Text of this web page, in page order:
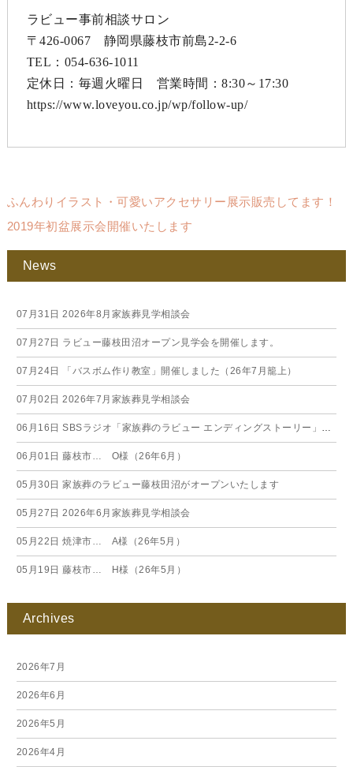
ラビュー事前相談サロン
〒426-0067 静岡県藤枝市前島2-2-6
TEL：054-636-1011
定休日：毎週火曜日 営業時間：8:30～17:30
https://www.loveyou.co.jp/wp/follow-up/
ふんわりイラスト・可愛いアクセサリー展示販売してます！
2019年初盆展示会開催いたします
News
07月31日 2026年8月家族葬見学相談会
07月27日 ラビュー藤枝田沼オープン見学会を開催します。
07月24日 「バスボム作り教室」開催しました（26年7月籠上）
07月02日 2026年7月家族葬見学相談会
06月16日 SBSラジオ「家族葬のラビュー エンディングストーリー」に弊社スタッフが出演いたしました（26年6月）
06月01日 藤枝市… O様（26年6月）
05月30日 家族葬のラビュー藤枝田沼がオープンいたします
05月27日 2026年6月家族葬見学相談会
05月22日 焼津市… A様（26年5月）
05月19日 藤枝市… H様（26年5月）
Archives
2026年7月
2026年6月
2026年5月
2026年4月